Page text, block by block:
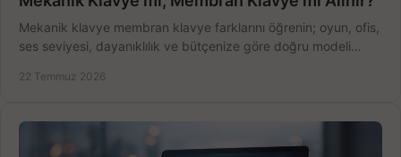
Mekanik klavye membran klavye farklarını öğrenin; oyun, ofis,
ses seviyesi, dayanıklılık ve bütçenize göre doğru modeli
22 Temmuz 2026